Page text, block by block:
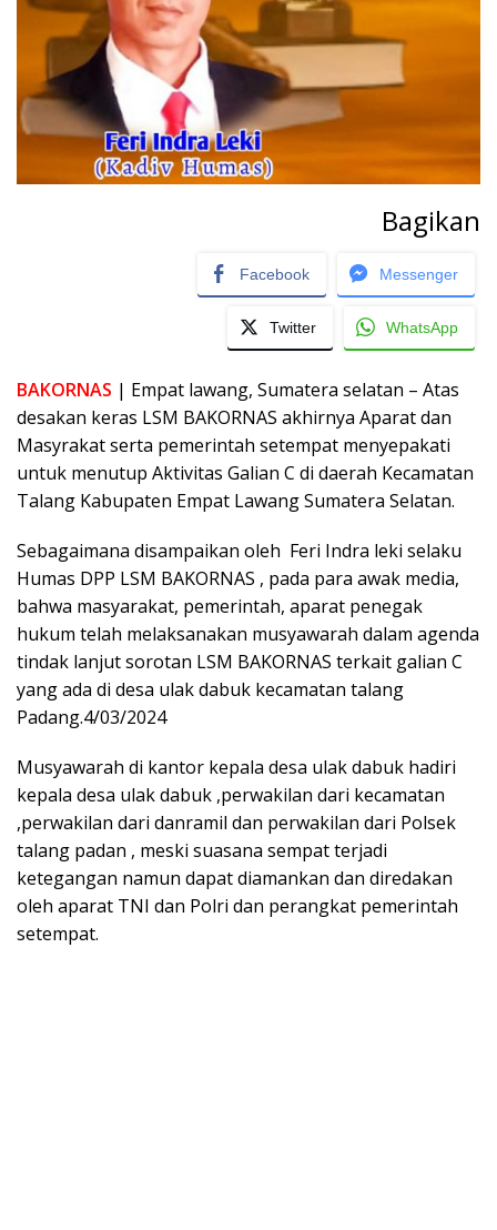
Bagikan
Facebook Messenger
Twitter WhatsApp
BAKORNAS | Empat lawang, Sumatera selatan – Atas
desakan keras LSM BAKORNAS akhirnya Aparat dan
Masyrakat serta pemerintah setempat menyepakati
untuk menutup Aktivitas Galian C di daerah Kecamatan
Talang Kabupaten Empat Lawang Sumatera Selatan.
Sebagaimana disampaikan oleh Feri Indra leki selaku
Humas DPP LSM BAKORNAS , pada para awak media,
bahwa masyarakat, pemerintah, aparat penegak
hukum telah melaksanakan musyawarah dalam agenda
tindak lanjut sorotan LSM BAKORNAS terkait galian C
yang ada di desa ulak dabuk kecamatan talang
Padang.4/03/2024
Musyawarah di kantor kepala desa ulak dabuk hadiri
kepala desa ulak dabuk ,perwakilan dari kecamatan
,perwakilan dari danramil dan perwakilan dari Polsek
talang padan , meski suasana sempat terjadi
ketegangan namun dapat diamankan dan diredakan
oleh aparat TNI dan Polri dan perangkat pemerintah
setempat.